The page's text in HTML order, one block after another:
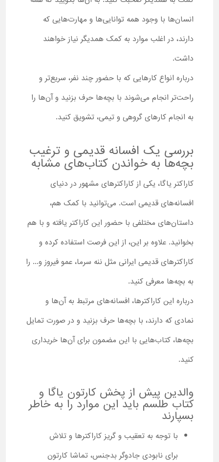
انسان‌ها با وجود همه توانایی‌ها و مهارت‌هایی که
دارند، در اغلب موارد به کمک همدیگر نیاز خواهند
داشت.
درباره انواع کارهایی که با حضور چند نفر، سریع‌تر و
راحت‌تر انجام می‌شوند با بچه‌ها حرف بزنید و آن‌ها را
به انجام کارهای گروهی و تیمی، تشویق کنید.
بررسی یک افسانه قدیمی و ترغیب
بچه‌ها به خواندن کتاب‌های مشابه
کاراکتر یاگا، یکی از کاراکترهای مشهور در دنیای
افسانه‌های قدیمی است. می‌توانید با کمک هم،
داستان‌های مختلفی با حضور این کاراکتر یافته و با هم
بخوانید. علاوه بر این، از این فرصت استفاده کرده و
کاراکترهای قدیمی ایرانی مثل ننه سرما، عمو فیروز و... را
به بچه‌ها معرفی کنید.
درباره این کاراکترها، افسانه‌های مرتبط به آن‌ها و
نمادی که دارند، با بچه‌ها حرف بزنید و در صورت تمایل
بچه‌ها، کتاب‌هایی با این مضمون برای آن‌ها خریداری
کنید.
والدین پیش از پخش کارتون یاگا و
کتاب طلسم باید این موارد را به خاطر
بسپارند
با توجه به تعقیب و گریز کاراکترها و تلاش
برای نابودی جادوگر بدجنس، تماشا کارتون